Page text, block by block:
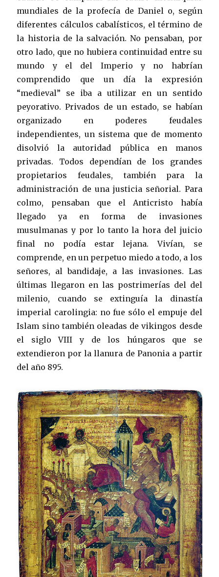
mundiales de la profecía de Daniel o, según
diferentes cálculos cabalísticos, el término de
la historia de la salvación. No pensaban, por
otro lado, que no hubiera continuidad entre su
mundo y el del Imperio y no habrían
comprendido que un día la expresión
“medieval” se iba a utilizar en un sentido
peyorativo. Privados de un estado, se habían
organizado en poderes feudales
independientes, un sistema que de momento
disolvió la autoridad pública en manos
privadas. Todos dependían de los grandes
propietarios feudales, también para la
administración de una justicia señorial. Para
colmo, pensaban que el Anticristo había
llegado ya en forma de invasiones
musulmanas y por lo tanto la hora del juicio
final no podía estar lejana. Vivían, se
comprende, en un perpetuo miedo a todo, a los
señores, al bandidaje, a las invasiones. Las
últimas llegaron en las postrimerías del del
milenio, cuando se extinguía la dinastía
imperial carolingia: no fue sólo el empuje del
Islam sino también oleadas de vikingos desde
el siglo VIII y de los húngaros que se
extendieron por la llanura de Panonia a partir
del año 895.